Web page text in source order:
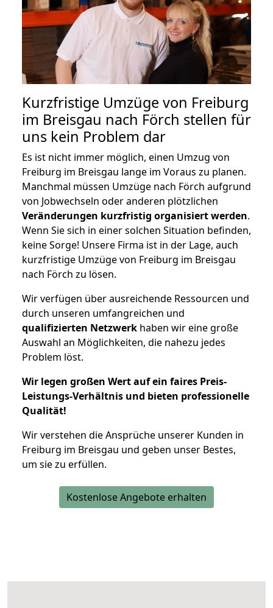
Kurzfristige Umzüge von Freiburg
im Breisgau nach Förch stellen für
uns kein Problem dar
Es ist nicht immer möglich, einen Umzug von
Freiburg im Breisgau lange im Voraus zu planen.
Manchmal müssen Umzüge nach Förch aufgrund
von Jobwechseln oder anderen plötzlichen
Veränderungen kurzfristig organisiert werden.
Wenn Sie sich in einer solchen Situation befinden,
keine Sorge! Unsere Firma ist in der Lage, auch
kurzfristige Umzüge von Freiburg im Breisgau
nach Förch zu lösen.
Wir verfügen über ausreichende Ressourcen und
durch unseren umfangreichen und
qualifizierten Netzwerk haben wir eine große
Auswahl an Möglichkeiten, die nahezu jedes
Problem löst.
Wir legen großen Wert auf ein faires Preis-
Leistungs-Verhältnis und bieten professionelle
Qualität!
Wir verstehen die Ansprüche unserer Kunden in
Freiburg im Breisgau und geben unser Bestes,
um sie zu erfüllen.
Kostenlose Angebote erhalten